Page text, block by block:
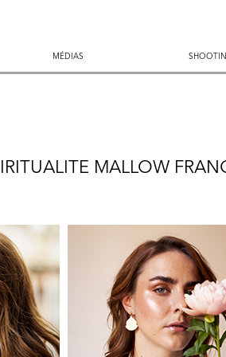
MÉDIAS
MÉDIAS
MALLOW